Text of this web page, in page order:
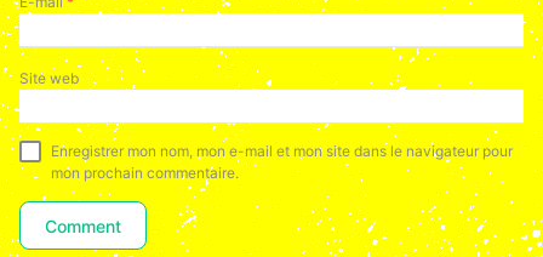
Site web
Enregistrer mon nom, mon e-mail et mon site dans le navigateur pour
mon prochain commentaire.